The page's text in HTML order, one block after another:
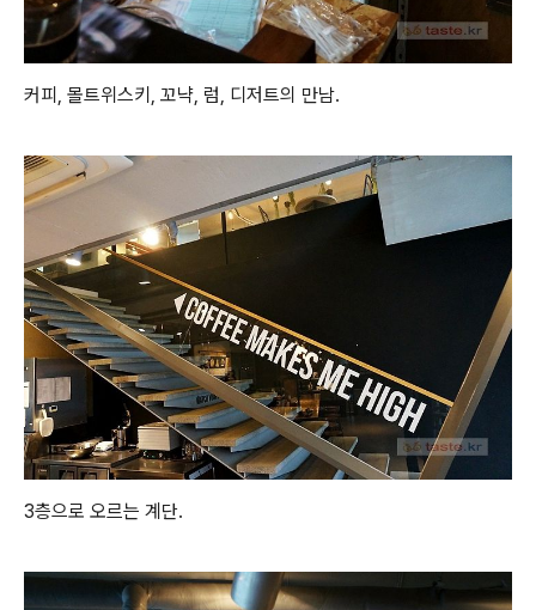
커피, 몰트위스키, 꼬냑, 럼, 디저트의 만남.
3층으로 오르는 계단.